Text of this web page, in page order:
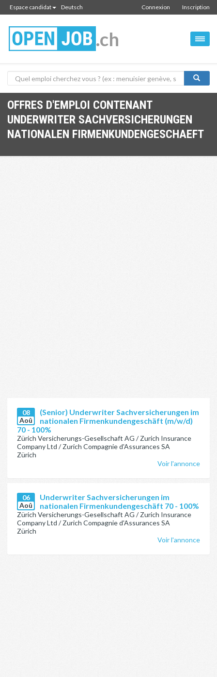
Espace candidat Deutsch Inscription
Connexion
.ch
OFFRES D'EMPLOI CONTENANT
UNDERWRITER SACHVERSICHERUNGEN
NATIONALEN FIRMENKUNDENGESCHAEFT
08
Aoû
(Senior) Underwriter Sachversicherungen im
nationalen Firmenkundengeschäft (m/w/d)
70 - 100%
Zürich Versicherungs-Gesellschaft AG / Zurich Insurance
Company Ltd / Zurich Compagnie d'Assurances SA
Zürich
Voir l'annonce
06
Aoû
Underwriter Sachversicherungen im
nationalen Firmenkundengeschäft 70 - 100%
Zürich Versicherungs-Gesellschaft AG / Zurich Insurance
Company Ltd / Zurich Compagnie d'Assurances SA
Zürich
Voir l'annonce